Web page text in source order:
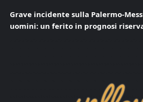
Grave incidente sulla Palermo-
uomini: un ferito in prognosi